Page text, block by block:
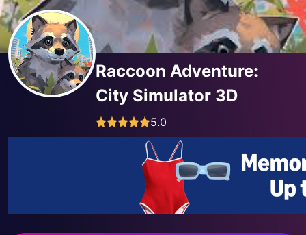
Raccoon Adventure:
City Simulator 3D
5.0